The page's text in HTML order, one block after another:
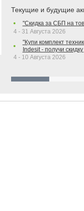
Текущие и будущие
"Скидка за СБП на
4 - 31 Августа 2026
"Купи комплект
Indesit - получи
4 - 10 Августа 2026